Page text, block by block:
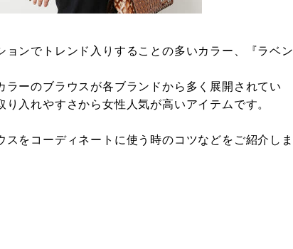
ョンでトレンド入りすることの多いカラー、『ラベン
ラーのブラウスが各ブランドから多く展開されてい
入れやすさから女性人気が高いアイテムです。
スをコーディネートに使う時のコツなどをご紹介しま